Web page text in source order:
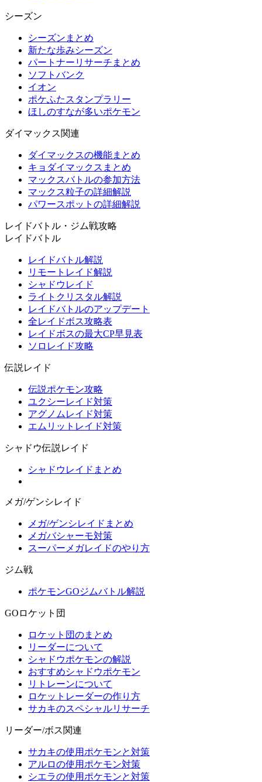
シーズン
シーズンまとめ
新たな歩みシーズン
パートナーリサーチまとめ
ソフトバンク
イオン
ポケふたスタンプラリー
ほしのすなが多いポケモン
ダイマックス関連
ダイマックスの機能まとめ
キョダイマックスまとめ
マックスバトルの参加方法
マックス粒子の詳細解説
パワースポットの詳細解説
レイドバトル・ジム戦攻略
レイドバトル
レイドバトル解説
リモートレイド解説
シャドウレイド
ライトクリスタル解説
レイドバトルのアップデート
全レイドボス攻略表
レイドボスの最大CP早見表
ソロレイド攻略
伝説レイド
伝説ポケモン攻略
ユクシーレイド対策
アグノムレイド対策
エムリットレイド対策
シャドウ伝説レイド
シャドウレイドまとめ
メガ/ゲンシレイド
メガ/ゲンシレイドまとめ
メガバシャーモ対策
スーパーメガレイドのやり方
ジム戦
ポケモンGOジムバトル解説
GOロケット団
ロケット団のまとめ
リーダーについて
シャドウポケモンの解説
おすすめシャドウポケモン
リトレーンについて
ロケットレーダーの作り方
サカキのスペシャルリサーチ
リーダー/ボス関連
サカキの使用ポケモンと対策
アルロの使用ポケモン対策
シエラの使用ポケモンと対策